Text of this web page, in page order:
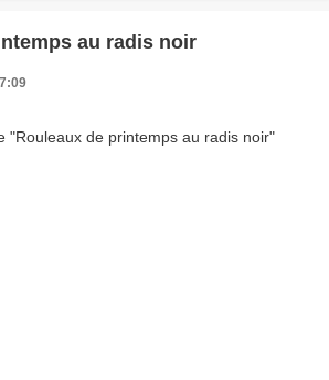
au radis noir